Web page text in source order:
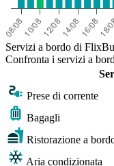
Servizi a bordo di
Confronta i servizi a
Prese di corrente
Bagagli
Ristorazione a
Aria condizionata